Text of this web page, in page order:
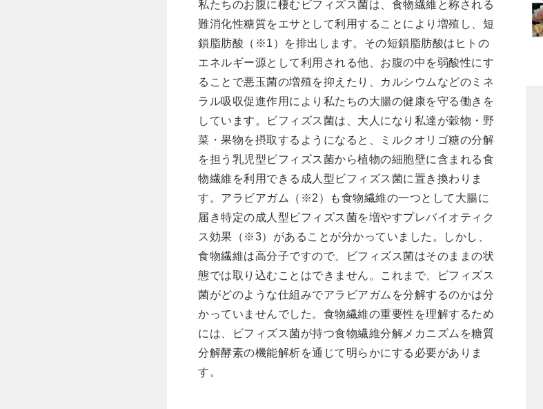
私たちのお腹に棲むビフィズス菌は、食物繊維と称される
難消化性糖質をエサとして利用することにより増殖し、短
鎖脂肪酸（※1）を排出します。その短鎖脂肪酸はヒトの
エネルギー源として利用される他、お腹の中を弱酸性にす
ることで悪玉菌の増殖を抑えたり、カルシウムなどのミネ
ラル吸収促進作用により私たちの大腸の健康を守る働きを
しています。ビフィズス菌は、大人になり私達が穀物・野
菜・果物を摂取するようになると、ミルクオリゴ糖の分解
を担う乳児型ビフィズス菌から植物の細胞壁に含まれる食
物繊維を利用できる成人型ビフィズス菌に置き換わりま
す。アラビアガム（※2）も食物繊維の一つとして大腸に
届き特定の成人型ビフィズス菌を増やすプレバイオティク
ス効果（※3）があることが分かっていました。しかし、
食物繊維は高分子ですので、ビフィズス菌はそのままの状
態では取り込むことはできません。これまで、ビフィズス
菌がどのような仕組みでアラビアガムを分解するのかは分
かっていませんでした。食物繊維の重要性を理解するため
には、ビフィズス菌が持つ食物繊維分解メカニズムを糖質
分解酵素の機能解析を通じて明らかにする必要がありま
す。